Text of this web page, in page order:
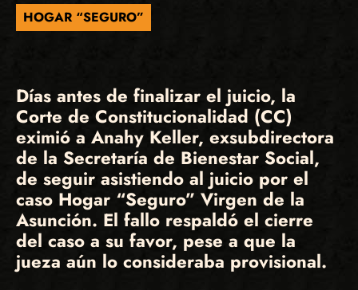
HOGAR “SEGURO”
Días antes de finalizar el juicio, la
Corte de Constitucionalidad (CC)
eximió a Anahy Keller, exsubdirectora
de la Secretaría de Bienestar Social,
de seguir asistiendo al juicio por el
caso Hogar “Seguro” Virgen de la
Asunción. El fallo respaldó el cierre
del caso a su favor, pese a que la
jueza aún lo consideraba provisional.